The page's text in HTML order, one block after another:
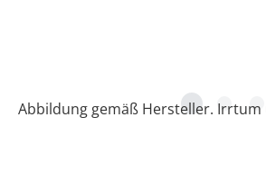
Abbildung gemäß Hersteller.